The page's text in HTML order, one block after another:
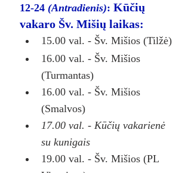
12-24 (Antradienis): Kūčių
vakaro Šv. Mišių laikas:
15.00 val. - Šv. Mišios (Tilžė)
16.00 val. - Šv. Mišios
(Turmantas)
16.00 val. - Šv. Mišios
(Smalvos)
17.00 val. - Kūčių vakarienė
su kunigais
19.00 val. - Šv. Mišios (PL